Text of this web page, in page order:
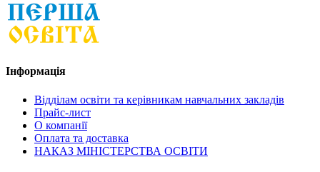
Інформація
Відділам освіти та керівникам навчальних закладів
Прайс-лист
О компанії
Оплата та доставка
НАКАЗ МІНІСТЕРСТВА ОСВІТИ